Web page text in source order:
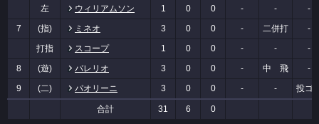
左
ウィリアムソン 1 0 0 - -
-
7
(指) ミネオ 3 0 0 - 二併打
-
打指
スコープ 1 0 0 - -
-
8
(遊) バレリオ 3 0 0 - 中 飛
-
9
(二) パオリーニ 3 0 0 - - 投ゴ
合計 31 6 0